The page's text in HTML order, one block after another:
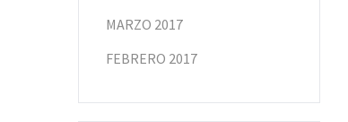
MARZO 2017
FEBRERO 2017